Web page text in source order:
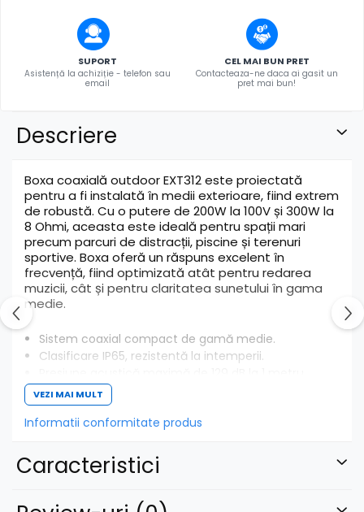
SUPORT
Asistență la achiziție - telefon sau
email
CEL MAI BUN PRET
Contacteaza-ne daca ai gasit un
pret mai bun!
Descriere
Boxa coaxială outdoor EXT312 este proiectată
pentru a fi instalată în medii exterioare, fiind extrem
de robustă. Cu o putere de 200W la 100V și 300W la
8 Ohmi, aceasta este ideală pentru spații mari
precum parcuri de distracții, piscine și terenuri
sportive. Boxa oferă un răspuns excelent în
frecvență, fiind optimizată atât pentru redarea
muzicii, cât și pentru claritatea sunetului în gama
medie.
Sistem coaxial compact de gamă medie.
Clasificare IP65, rezistentă la intemperii.
Interval de frecvență: 55 Hz - 18.000 Hz.
Include cablu de siguranță și șuruburi pentru
montare.
Culoare: gri.
VEZI MAI MULT
Informatii conformitate produs
Caracteristici